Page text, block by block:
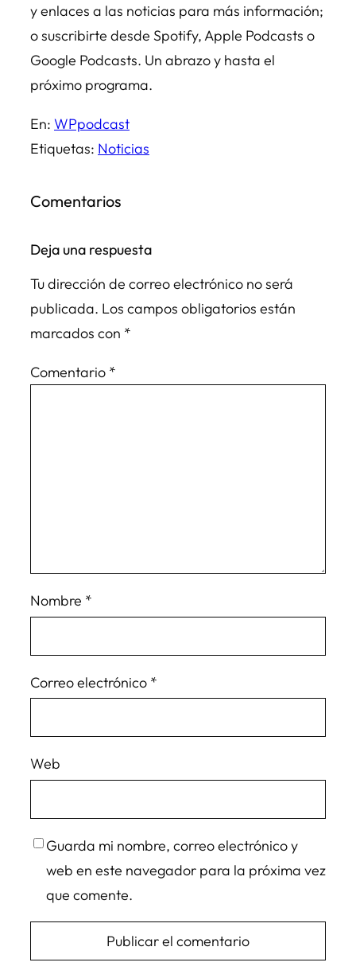
y enlaces a las noticias para más información;
o suscribirte desde Spotify, Apple Podcasts o
Google Podcasts. Un abrazo y hasta el
próximo programa.
En: WPpodcast
Etiquetas: Noticias
Comentarios
Deja una respuesta
Tu dirección de correo electrónico no será
publicada. Los campos obligatorios están
marcados con *
Comentario *
Nombre *
Correo electrónico *
Web
Guarda mi nombre, correo electrónico y
web en este navegador para la próxima vez
que comente.